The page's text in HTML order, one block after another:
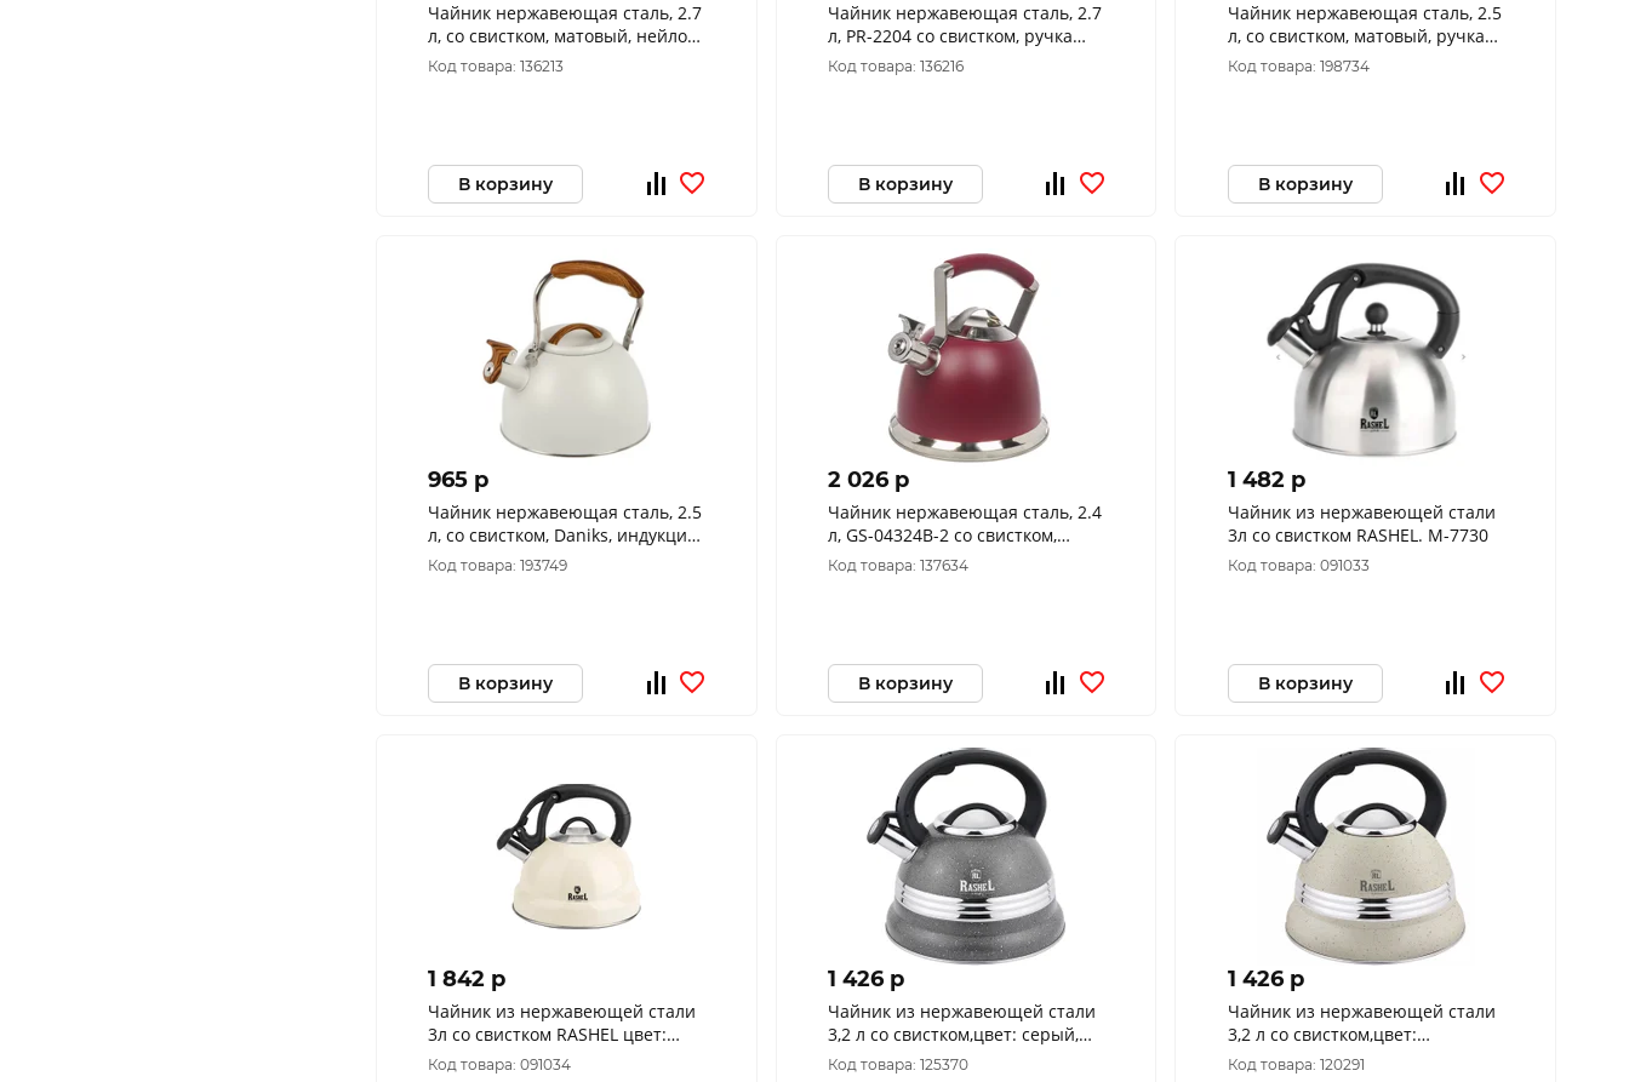
Чайник нержавеющая сталь, 2.7
л, со свистком, матовый, нейлон,
Daniks, индукция, GS-04049H-2
Код товара: 136213
В корзину
Чайник нержавеющая сталь, 2.7
л, PR-2204 со свистком, ручка
бакелитовая, с силикон
покрытием, Daniks
Код товара: 136216
В корзину
Чайник нержавеющая сталь, 2.5
л, со свистком, матовый, ручка
металл, дерево, Daniks, черный,
MSY-078
Код товара: 198734
В корзину
965 p
Чайник нержавеющая сталь, 2.5
л, со свистком, Daniks, индукция,
GS-04415B - сер
Код товара: 193749
В корзину
2 026 p
Чайник нержавеющая сталь, 2.4
л, GS-04324B-2 со свистком,
матовый, нержавеющая сталь,
Danik
Код товара: 137634
В корзину
1 482 p
Чайник из нержавеющей стали
3л со свистком RASHEL. М-7730
Код товара: 091033
В корзину
1 842 p
Чайник из нержавеющей стали
3л со свистком RASHEL цвет:
кремовый М-7830
Код товара: 091034
1 426 p
Чайник из нержавеющей стали
3,2 л со свистком,цвет: серый,
М-7907
Код товара: 125370
1 426 p
Чайник из нержавеющей стали
3,2 л со свистком,цвет:
кремовый М-7906
Код товара: 120291